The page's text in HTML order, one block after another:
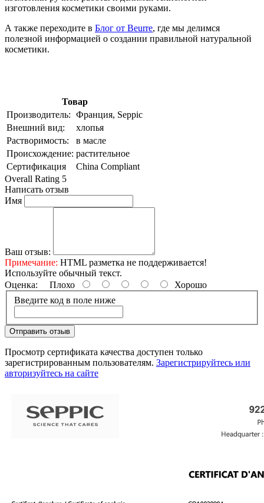
изготовления косметики своими руками.
А также переходите в Блог от Beurre, где мы делимся
полезной информацией о создании правильной натуральной
косметики.
Товар
Производитель: Франция, Seppic
Внешний вид:
хлопья
Растворимость:
в масле
Происхождение: растительное
Сертификация
China Compliant
Overall Rating 5
Написать отзыв
Имя
Ваш отзыв:
Примечание: HTML разметка не поддерживается!
Используйте обычный текст.
Оценка: Плохо
Хорошо
Введите код в поле ниже
Отправить отзыв
Просмотр сертификата качества доступен только
зарегистрированным пользователям. Зарегистрируйтесь или
авторизуйтесь на сайте